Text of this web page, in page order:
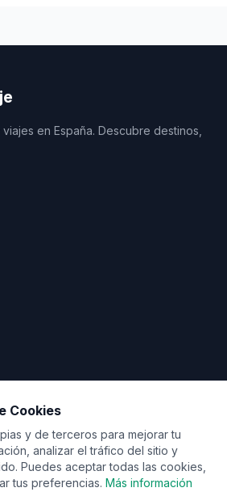
en España. Descubre destinos,
Cookies
y de terceros para mejorar tu
analizar el tráfico del sitio y
Puedes aceptar todas las cookies,
tus preferencias. Más información